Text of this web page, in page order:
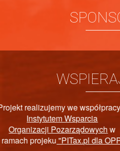
z